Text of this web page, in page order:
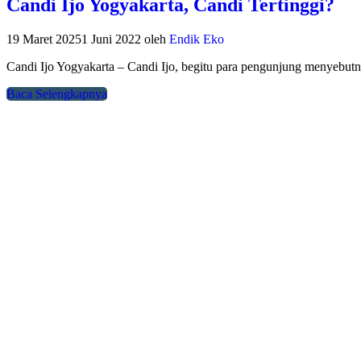
Candi Ijo Yogyakarta, Candi Tertinggi?
19 Maret 20251 Juni 2022 oleh Endik Eko
Candi Ijo Yogyakarta – Candi Ijo, begitu para pengunjung
Baca Selengkapnya